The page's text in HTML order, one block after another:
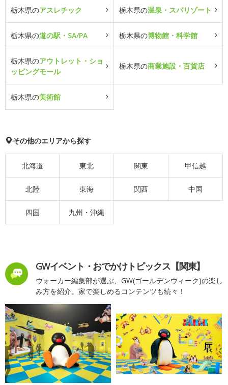
栃木県のアスレチック 栃木県の温泉・スパリゾート
栃木県の道の駅・SA/PA 栃木県の博物館・科学館
栃木県のアウトレット・ショ
ッピングモール
栃木県の商業施設・百貨店
栃木県の美術館
その他のエリアから探す
北海道 東北 関東 甲信越
北陸 東海 関西 中国
四国 九州・沖縄
GWイベント・おでかけトピックス【関東】
ウォーカー編集部が選ぶ、GW(ゴールデンウィーク)の楽し
み方を紹介。家で楽しめるコンテンツも続々！